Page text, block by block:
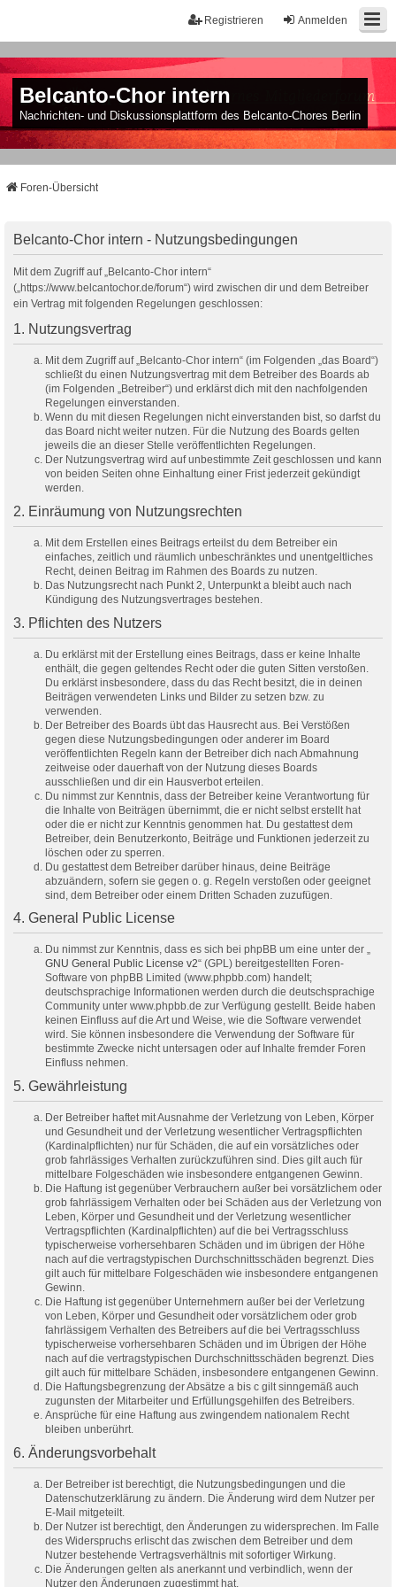
Anmelden
Registrieren
Belcanto-Chor intern
Nachrichten- und Diskussionsplattform des Belcanto-Chores Berlin
Foren-Übersicht
Belcanto-Chor intern - Nutzungsbedingungen
Mit dem Zugriff auf „Belcanto-Chor intern“
(„https://www.belcantochor.de/forum“) wird zwischen dir und dem Betreiber
ein Vertrag mit folgenden Regelungen geschlossen:
1. Nutzungsvertrag
Mit dem Zugriff auf „Belcanto-Chor intern“ (im Folgenden „das Board“)
schließt du einen Nutzungsvertrag mit dem Betreiber des Boards ab
(im Folgenden „Betreiber“) und erklärst dich mit den nachfolgenden
Regelungen einverstanden.
Wenn du mit diesen Regelungen nicht einverstanden bist, so darfst du
das Board nicht weiter nutzen. Für die Nutzung des Boards gelten
jeweils die an dieser Stelle veröffentlichten Regelungen.
Der Nutzungsvertrag wird auf unbestimmte Zeit geschlossen und kann
von beiden Seiten ohne Einhaltung einer Frist jederzeit gekündigt
werden.
2. Einräumung von Nutzungsrechten
Mit dem Erstellen eines Beitrags erteilst du dem Betreiber ein
einfaches, zeitlich und räumlich unbeschränktes und unentgeltliches
Recht, deinen Beitrag im Rahmen des Boards zu nutzen.
Das Nutzungsrecht nach Punkt 2, Unterpunkt a bleibt auch nach
Kündigung des Nutzungsvertrages bestehen.
3. Pflichten des Nutzers
Du erklärst mit der Erstellung eines Beitrags, dass er keine Inhalte
enthält, die gegen geltendes Recht oder die guten Sitten verstoßen.
Du erklärst insbesondere, dass du das Recht besitzt, die in deinen
Beiträgen verwendeten Links und Bilder zu setzen bzw. zu
verwenden.
Der Betreiber des Boards übt das Hausrecht aus. Bei Verstößen
gegen diese Nutzungsbedingungen oder anderer im Board
veröffentlichten Regeln kann der Betreiber dich nach Abmahnung
zeitweise oder dauerhaft von der Nutzung dieses Boards
ausschließen und dir ein Hausverbot erteilen.
Du nimmst zur Kenntnis, dass der Betreiber keine Verantwortung für
die Inhalte von Beiträgen übernimmt, die er nicht selbst erstellt hat
oder die er nicht zur Kenntnis genommen hat. Du gestattest dem
Betreiber, dein Benutzerkonto, Beiträge und Funktionen jederzeit zu
löschen oder zu sperren.
Du gestattest dem Betreiber darüber hinaus, deine Beiträge
abzuändern, sofern sie gegen o. g. Regeln verstoßen oder geeignet
sind, dem Betreiber oder einem Dritten Schaden zuzufügen.
4. General Public License
Du nimmst zur Kenntnis, dass es sich bei phpBB um eine unter der „
GNU General Public License v2“ (GPL) bereitgestellten Foren-
Software von phpBB Limited (www.phpbb.com) handelt;
deutschsprachige Informationen werden durch die deutschsprachige
Community unter www.phpbb.de zur Verfügung gestellt. Beide haben
keinen Einfluss auf die Art und Weise, wie die Software verwendet
wird. Sie können insbesondere die Verwendung der Software für
bestimmte Zwecke nicht untersagen oder auf Inhalte fremder Foren
Einfluss nehmen.
5. Gewährleistung
Der Betreiber haftet mit Ausnahme der Verletzung von Leben, Körper
und Gesundheit und der Verletzung wesentlicher Vertragspflichten
(Kardinalpflichten) nur für Schäden, die auf ein vorsätzliches oder
grob fahrlässiges Verhalten zurückzuführen sind. Dies gilt auch für
mittelbare Folgeschäden wie insbesondere entgangenen Gewinn.
Die Haftung ist gegenüber Verbrauchern außer bei vorsätzlichem oder
grob fahrlässigem Verhalten oder bei Schäden aus der Verletzung von
Leben, Körper und Gesundheit und der Verletzung wesentlicher
Vertragspflichten (Kardinalpflichten) auf die bei Vertragsschluss
typischerweise vorhersehbaren Schäden und im übrigen der Höhe
nach auf die vertragstypischen Durchschnittsschäden begrenzt. Dies
gilt auch für mittelbare Folgeschäden wie insbesondere entgangenen
Gewinn.
Die Haftung ist gegenüber Unternehmern außer bei der Verletzung
von Leben, Körper und Gesundheit oder vorsätzlichem oder grob
fahrlässigem Verhalten des Betreibers auf die bei Vertragsschluss
typischerweise vorhersehbaren Schäden und im Übrigen der Höhe
nach auf die vertragstypischen Durchschnittsschäden begrenzt. Dies
gilt auch für mittelbare Schäden, insbesondere entgangenen Gewinn.
Die Haftungsbegrenzung der Absätze a bis c gilt sinngemäß auch
zugunsten der Mitarbeiter und Erfüllungsgehilfen des Betreibers.
Ansprüche für eine Haftung aus zwingendem nationalem Recht
bleiben unberührt.
6. Änderungsvorbehalt
Der Betreiber ist berechtigt, die Nutzungsbedingungen und die
Datenschutzerklärung zu ändern. Die Änderung wird dem Nutzer per
E-Mail mitgeteilt.
Der Nutzer ist berechtigt, den Änderungen zu widersprechen. Im Falle
des Widerspruchs erlischt das zwischen dem Betreiber und dem
Nutzer bestehende Vertragsverhältnis mit sofortiger Wirkung.
Die Änderungen gelten als anerkannt und verbindlich, wenn der
Nutzer den Änderungen zugestimmt hat.